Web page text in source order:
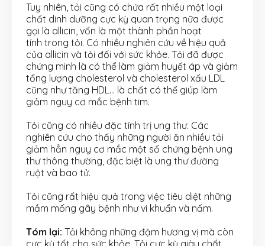
Tuy nhiên, tỏi cũng có chứa rất nhiều một loại
chất dinh dưỡng cực kỳ quan trọng nữa được
gọi là allicin, vốn là một thành phần hoạt
tính trong tỏi. Có nhiều nghiên cứu về hiệu quả
của allicin và tỏi đối với sức khỏe. Tỏi đã được
chứng minh là có thể làm giảm huyết áp và giảm
tổng lượng cholesterol và cholesterol xấu LDL
cũng như tăng HDL… là chất có thể giúp làm
giảm nguy cơ mắc bệnh tim.
Tỏi cũng có nhiều đặc tính trị ung thư. Các
nghiên cứu cho thấy những người ăn nhiều tỏi
giảm hẳn nguy cơ mắc một số chứng bệnh ung
thư thông thường, đặc biệt là ung thư đường
ruột và bao tử.
Tỏi cũng rất hiệu quả trong việc tiêu diệt những
mầm mống gây bệnh như vi khuẩn và nấm.
Tóm lại: Tỏi không những đậm hương vị mà còn
cực kỳ tốt cho sức khỏe. Tỏi cực kỳ giàu chất